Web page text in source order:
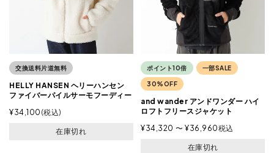
交換送料片道無料
HELLY HANSEN ヘリーハンセン
ファイバーパイルサーモフーディー
¥34,100 税込
在庫切れ
ポイント10倍 一部SALE
30%OFF
and wander アンドワンダー ハイ
ロフトフリースジャケット
¥34,320 〜 ¥36,960税込
在庫切れ